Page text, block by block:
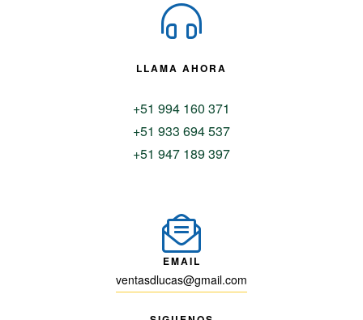
LLAMA AHORA
+51 994 160 371
+51 933 694 537
+51 947 189 397
EMAIL
ventasdlucas@gmail.com